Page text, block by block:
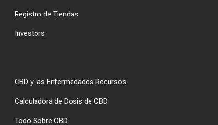
Registro de Tiendas
Investors
CBD y las Enfermedades Recursos
Calculadora de Dosis de CBD
Todo Sobre CBD